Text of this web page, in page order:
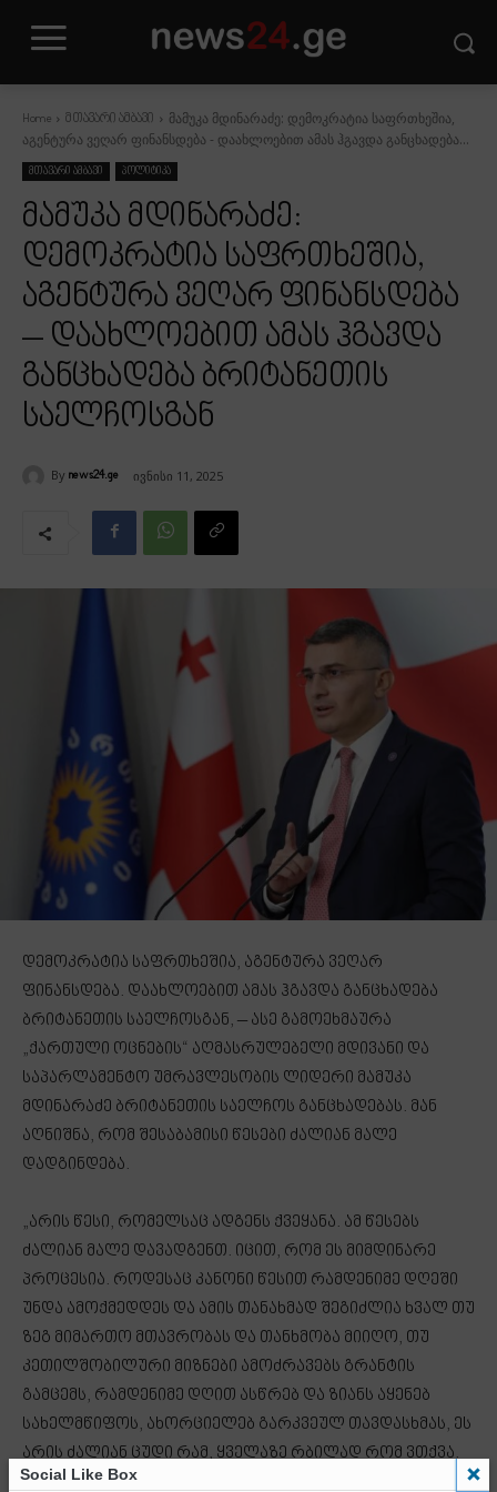
Home მთავარი ამბავი
მამუკა მდინარაძე: დემოკრატია საფრთხეშია,
აგენტურა ვეღარ ფინანსდება - დაახლოებით ამას ჰგავდა განცხადება...
მთავარი ამბავი პოლიტიკა
მამუკა მდინარაძე:
დემოკრატია საფრთხეშია,
აგენტურა ვეღარ ფინანსდება
– დაახლოებით ამას ჰგავდა
განცხადება ბრიტანეთის
საელჩოსგან
By news24.ge ივნისი 11, 2025
დემოკრატია საფრთხეშია, აგენტურა ვეღარ
ფინანსდება. დაახლოებით ამას ჰგავდა განცხადება
ბრიტანეთის საელჩოსგან, – ასე გამოეხმაურა
„ქართული ოცნების“ აღმასრულებელი მდივანი და
საპარლამენტო უმრავლესობის ლიდერი მამუკა
მდინარაძე ბრიტანეთის საელჩოს განცხადებას. მან
აღნიშნა, რომ შესაბამისი წესები ძალიან მალე
დადგინდება.
„არის წესი, რომელსაც ადგენს ქვეყანა. ამ წესებს
ძალიან მალე დავადგენთ. იცით, რომ ეს მიმდინარე
პროცესია. როდესაც კანონი წესით რამდენიმე დღეში
უნდა ამოქმედდეს და ამის თანახმად შეგიძლია ხვალ თუ
ზეგ მიმართო მთავრობას და თანხმობა მიიღო, თუ
კეთილშობილური მიზნები ამოძრავებს გრანტის
გამცემს, რამდენიმე დღით ასწრებ და ზიანს აყენებ
სახელმწიფოს, ახორციელებ გარკვეულ თავდასხმას, ეს
არის ძალიან ცუდი რამ, ყველაზე რბილად რომ ვთქვა.
Social Like Box